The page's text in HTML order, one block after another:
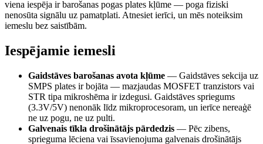
viena iespēja ir barošanas pogas plates kļūme — poga fiziski
nenosūta signālu uz pamatplati. Atnesiet ierīci, un mēs noteiksim
iemeslu bez saistībām.
Iespējamie iemesli
Gaidstāves barošanas avota kļūme — Gaidstāves sekcija uz
SMPS plates ir bojāta — mazjaudas MOSFET tranzistors vai
STR tipa mikroshēma ir izdegusi. Gaidstāves spriegums
(3.3V/5V) nenonāk līdz mikroprocesoram, un ierīce nereaģē
ne uz pogu, ne uz pulti.
Galvenais tīkla drošinātājs pārdedzis — Pēc zibens,
sprieguma lēciena vai īssavienojuma galvenais drošinātājs